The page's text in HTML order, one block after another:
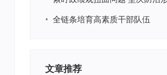
• 全链条培育高素质干部队伍
文章推荐